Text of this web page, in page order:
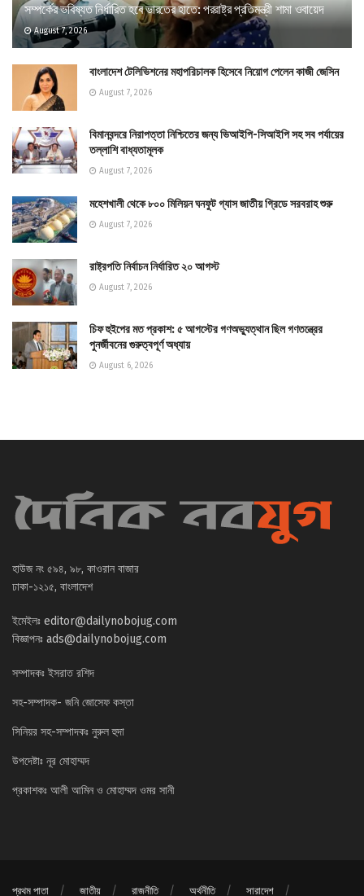
সম্পর্কের ভবিষ্যত নির্ধারিত হবে ভারতের হাতে: পররাষ্ট্র প্রতিমন্ত্রী শামা ওবায়েদ
August 7, 2026
বাংলাদেশ টেলিভিশনের মহাপরিচালক হিসেবে নিয়োগ পেলেন কাজী জেসিন
August 7, 2026
বিমানবন্দরে নিরাপত্তা নিশ্চিতের জন্য ভিআইপি-সিআইপি সহ সব পর্যায়ের
তল্লাশি বাধ্যতামূলক
August 7, 2026
মহেশখালী থেকে ৮০০ মিলিয়ন ঘনফুট গ্যাস জাতীয় গ্রিডে সরবরাহ শুরু
August 7, 2026
রাষ্ট্রপতি নির্বাচন নির্ধারিত ২০ আগস্ট
August 7, 2026
চিফ হুইপের মত প্রকাশ: ৫ আগস্টের গণঅভ্যুত্থান ছিল গণতন্ত্রের
পুনর্জীবনের গুরুত্বপূর্ণ অধ্যায়
August 6, 2026
হাউজ নং ৫৯৪, ৯৮, কাওরান বাজার
ঢাকা-১২১৫, বাংলাদেশ
ইমেইলঃ editor@dailynobojug.com
বিজ্ঞাপনঃ ads@dailynobojug.com
সম্পাদকঃ ইসরাত রশিদ
সহ-সম্পাদক- জনি জোসেফ কস্তা
সিনিয়র সহ-সম্পাদকঃ নুরুল হুদা
উপদেষ্টাঃ নূর মোহাম্মদ
প্রকাশকঃ আলী আমিন ও মোহাম্মদ ওমর সানী
প্রথম পাতা জাতীয় রাজনীতি অর্থনীতি সারাদেশ